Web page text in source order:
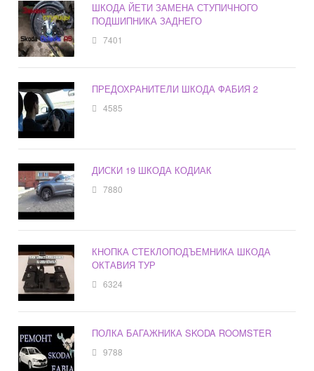
ШКОДА ЙЕТИ ЗАМЕНА СТУПИЧНОГО
ПОДШИПНИКА ЗАДНЕГО
7401
ПРЕДОХРАНИТЕЛИ ШКОДА ФАБИЯ 2
4585
ДИСКИ 19 ШКОДА КОДИАК
7880
КНОПКА СТЕКЛОПОДЪЕМНИКА ШКОДА
ОКТАВИЯ ТУР
6324
ПОЛКА БАГАЖНИКА SKODA ROOMSTER
9788